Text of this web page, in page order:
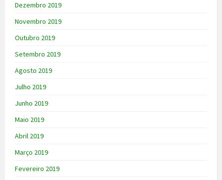
Dezembro 2019
Novembro 2019
Outubro 2019
Setembro 2019
Agosto 2019
Julho 2019
Junho 2019
Maio 2019
Abril 2019
Março 2019
Fevereiro 2019